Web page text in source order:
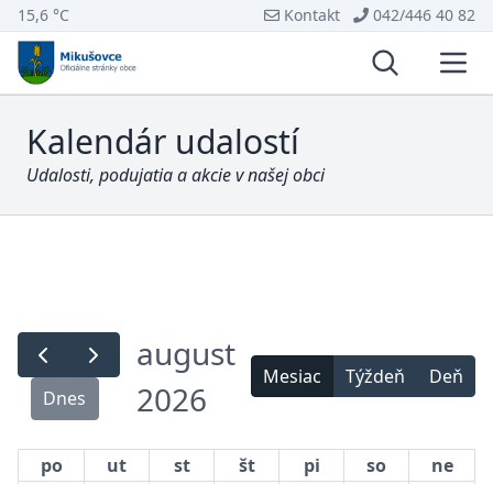
15,6 °C Kontakt 042/446 40 82
Vyhľadávanie
Kalendár udalostí
Udalosti, podujatia a akcie v našej obci
Dnes
august
2026
Mesiac Týždeň Deň
po ut st št pi so
ne